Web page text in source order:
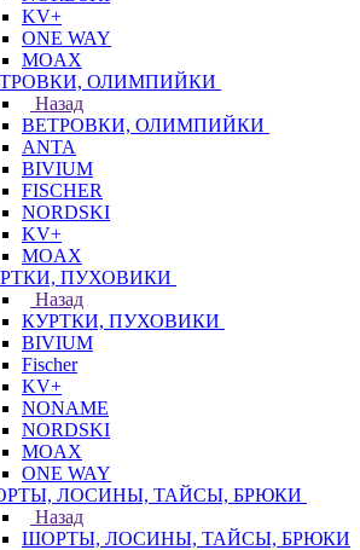
KV+
ONE WAY
MOAX
ОЛИМПИЙКИ
Назад
ВЕТРОВКИ, ОЛИМПИЙКИ
ANTA
BIVIUM
FISCHER
NORDSKI
KV+
MOAX
ПУХОВИКИ
Назад
КУРТКИ, ПУХОВИКИ
BIVIUM
Fischer
KV+
NONAME
NORDSKI
MOAX
ONE WAY
ЛОСИНЫ, ТАЙСЫ, БРЮКИ
Назад
ШОРТЫ, ЛОСИНЫ, ТАЙСЫ, БРЮКИ